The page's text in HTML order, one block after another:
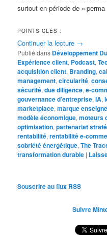
surtout en période de «
POINTS CLÉS :
Continuer la lecture →
Publié dans Développement
Expérience client, Podcast,
acquisition client, Branding,
management,circularité,
sécurité,due diligence,e-
gouvernance d’entreprise,IA,
marketplace,marque enseigne
modèle économique,moteurs
optimisation,partenariat
rentabilité,rentabilité e-
sobriété énergétique,The
transformation durable |
Souscrire au flux RSS
Suivre